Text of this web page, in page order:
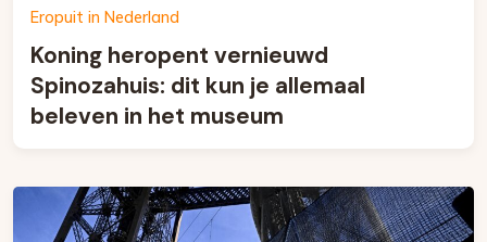
Eropuit in Nederland
Koning heropent vernieuwd
Spinozahuis: dit kun je allemaal
beleven in het museum